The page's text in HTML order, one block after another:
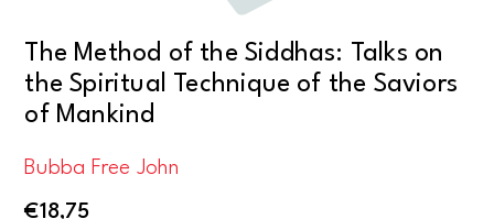
The Method of the Siddhas: Talks on
the Spiritual Technique of the Saviors
of Mankind
Bubba Free John
€18,75